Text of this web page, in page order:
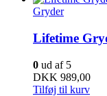
Gryder
Lifetime
0 ud af 5
DKK 989,00
Tilføj til kurv